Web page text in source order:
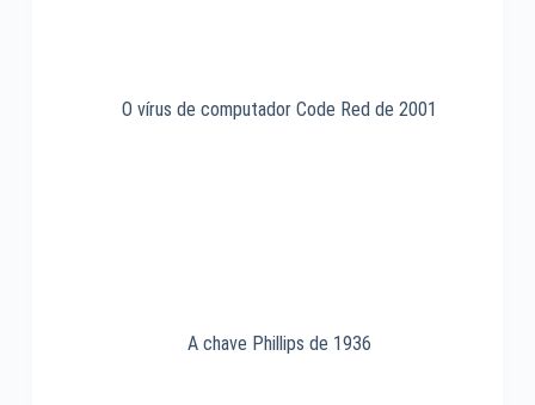
O vírus de computador Code Red de 2001
A chave Phillips de 1936